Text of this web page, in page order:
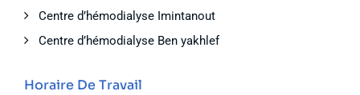
Centre d’hémodialyse Imintanout
Centre d’hémodialyse Ben yakhlef
Horaire De Travail